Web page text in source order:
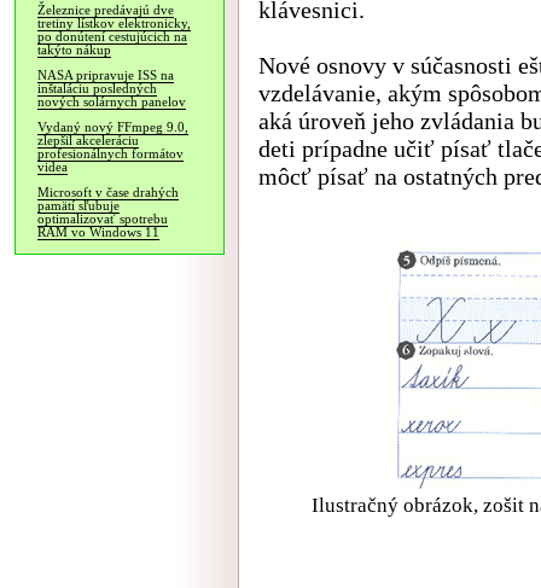
Železnice predávajú dve
tretiny lístkov elektronicky,
po donútení cestujúcich na
takýto nákup
NASA pripravuje ISS na
inštaláciu posledných
nových solárnych panelov
Vydaný nový FFmpeg 9.0,
zlepšil akceleráciu
profesionálnych formátov
videa
Microsoft v čase drahých
pamätí sľubuje
optimalizovať spotrebu
RAM vo Windows 11
klávesnici.
Nové osnovy v súčasnosti
vzdelávanie, akým
aká úroveň jeho zvládania
deti prípadne učiť písať
môcť písať na ostatných
Ilustračný obrázok, zošit